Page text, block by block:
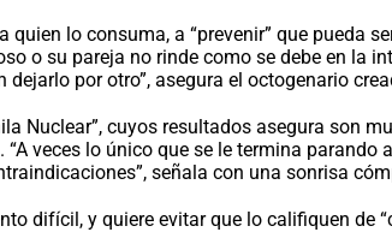
lo consuma, a “prevenir” que pueda
o su pareja no rinde como se debe en la
por otro”, asegura el octogenario
Nuclear”, cuyos resultados asegura son
veces lo único que se le termina
señala con una sonrisa
difícil, y quiere evitar que lo califiquen de